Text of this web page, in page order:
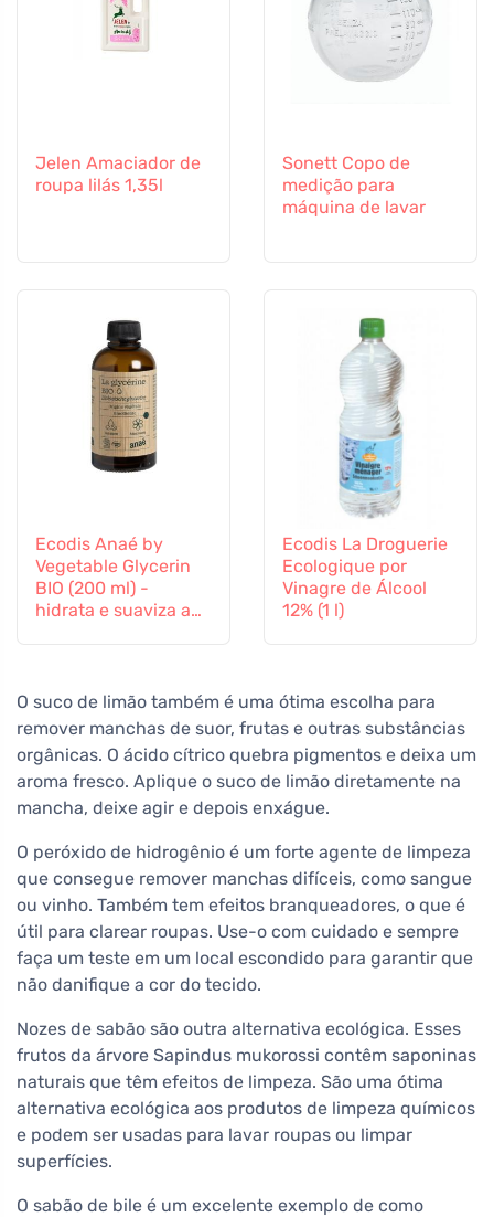
Jelen Amaciador de
roupa lilás 1,35l
Sonett Copo de
medição para
máquina de lavar
Ecodis Anaé by
Vegetable Glycerin
BIO (200 ml) -
hidrata e suaviza a
Ecodis La Droguerie
Ecologique por
Vinagre de Álcool
12% (1 l)
O suco de limão também é uma ótima escolha para
remover manchas de suor, frutas e outras substâncias
orgânicas. O ácido cítrico quebra pigmentos e deixa um
aroma fresco. Aplique o suco de limão diretamente na
mancha, deixe agir e depois enxágue.
O peróxido de hidrogênio é um forte agente de limpeza
que consegue remover manchas difíceis, como sangue
ou vinho. Também tem efeitos branqueadores, o que é
útil para clarear roupas. Use-o com cuidado e sempre
faça um teste em um local escondido para garantir que
não danifique a cor do tecido.
Nozes de sabão são outra alternativa ecológica. Esses
frutos da árvore Sapindus mukorossi contêm saponinas
naturais que têm efeitos de limpeza. São uma ótima
alternativa ecológica aos produtos de limpeza químicos
e podem ser usadas para lavar roupas ou limpar
superfícies.
O sabão de bile é um excelente exemplo de como